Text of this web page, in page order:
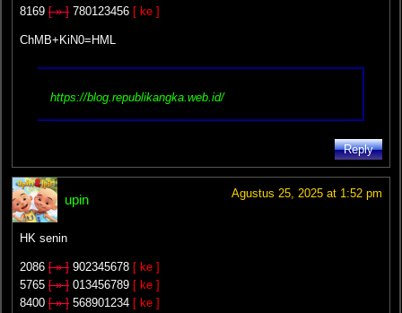
8169 [ » ] 780123456 [ ke ]
ChMB+KiN0=HML
https://blog.republikangka.web.id/
Reply
upin Agustus 25, 2025 at 1:52 pm
HK senin
2086 [ » ] 902345678 [ ke ]
5765 [ » ] 013456789 [ ke ]
8400 [ » ] 568901234 [ ke ]